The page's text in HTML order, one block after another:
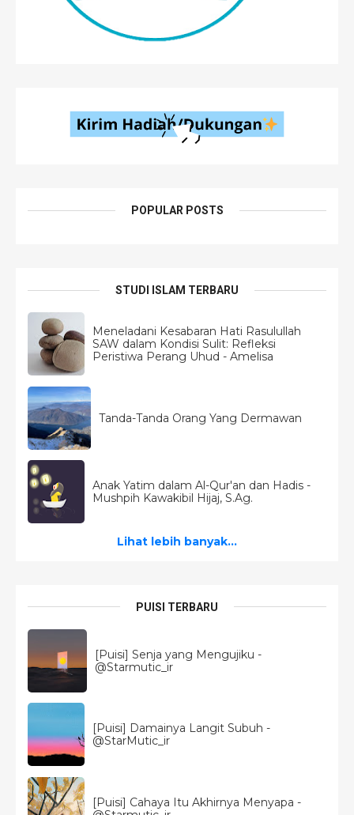
POPULAR POSTS
STUDI ISLAM TERBARU
Meneladani Kesabaran Hati Rasulullah
SAW dalam Kondisi Sulit: Refleksi
Peristiwa Perang Uhud - Amelisa
Tanda-Tanda Orang Yang Dermawan
Anak Yatim dalam Al-Qur'an dan Hadis -
Mushpih Kawakibil Hijaj, S.Ag.
Lihat lebih banyak...
PUISI TERBARU
[Puisi] Senja yang Mengujiku -
@Starmutic_ir
[Puisi] Damainya Langit Subuh -
@StarMutic_ir
[Puisi] Cahaya Itu Akhirnya Menyapa -